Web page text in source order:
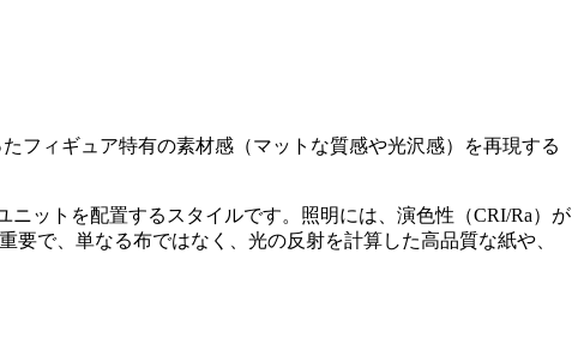
フィギュア特有の素材感（マットな質感や光沢感）を再現する
ットを配置するスタイルです。照明には、演色性（CRI/Ra）が
で、単なる布ではなく、光の反射を計算した高品質な紙や、